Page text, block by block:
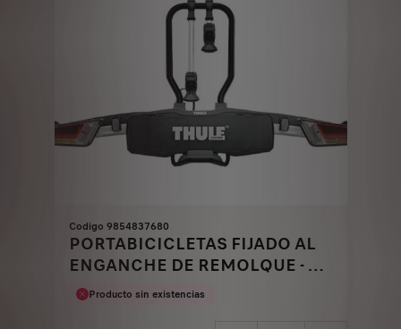
Codigo 9854837680
PORTABICICLETAS FIJADO AL
ENGANCHE DE REMOLQUE - 2
BICICLETAS
Producto sin existencias